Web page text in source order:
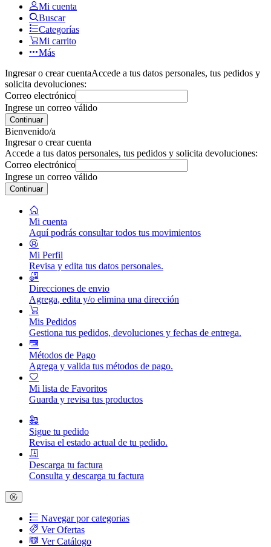
Mi cuenta
Buscar
Categorías
Mi carrito
Más
Ingresar o crear cuentaAccede a tus datos personales, tus pedidos y
solicita devoluciones:
Correo electrónico
Ingrese un correo válido
Continuar
Bienvenido/a
Ingresar o crear cuenta
Accede a tus datos personales, tus pedidos y solicita devoluciones:
Correo electrónico
Ingrese un correo válido
Continuar
Mi cuenta
Aquí podrás consultar todos tus movimientos
Mi Perfil
Revisa y edita tus datos personales.
Direcciones de envio
Agrega, edita y/o elimina una dirección
Mis Pedidos
Gestiona tus pedidos, devoluciones y fechas de entrega.
Métodos de Pago
Agrega y valida tus métodos de pago.
Mi lista de Favoritos
Guarda y revisa tus productos
Sigue tu pedido
Revisa el estado actual de tu pedido.
Descarga tu factura
Consulta y descarga tu factura
Navegar por categorias
Ver Ofertas
Ver Catálogo